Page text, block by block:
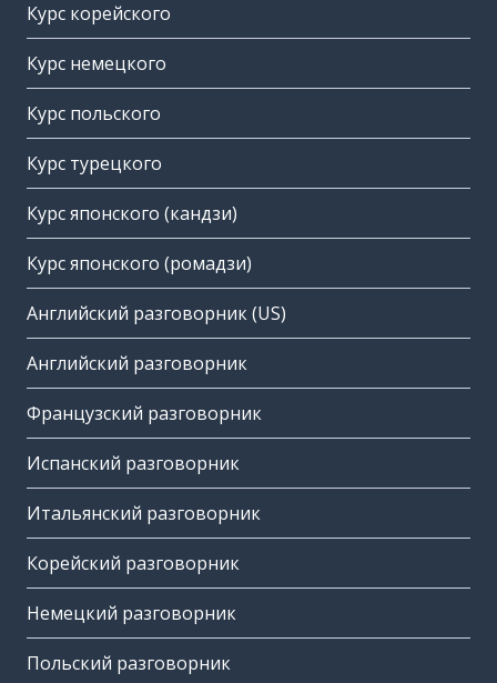
Курс корейского
Курс немецкого
Курс польского
Курс турецкого
Курс японского (кандзи)
Курс японского (ромадзи)
Английский разговорник (US)
Английский разговорник
Французский разговорник
Испанский разговорник
Итальянский разговорник
Корейский разговорник
Немецкий разговорник
Польский разговорник